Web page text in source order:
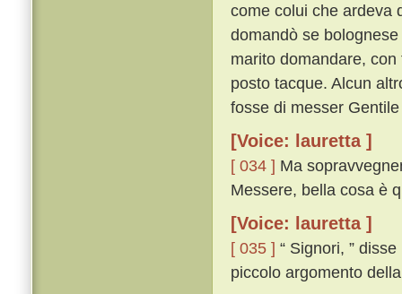
come colui che ardeva
domandò se
marito domandare,
posto tacque. Alcun
fosse di messer
[Voice: lauretta ]
[ 034 ] Ma
Messere, bella cosa è
[Voice: lauretta ]
[ 035 ] “ Signori, ”
piccolo argomento